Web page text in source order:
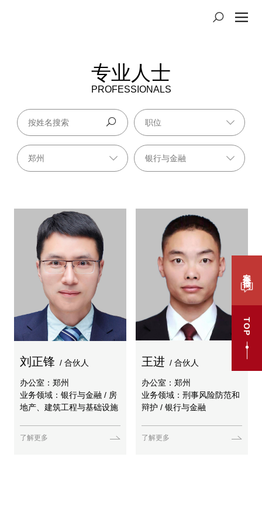
TOP
专业人士
PROFESSIONALS
刘正锋 / 合伙人
办公室：郑州
业务领域：银行与金融 / 房
地产、建筑工程与基础设施
了解更多
王进 / 合伙人
办公室：郑州
业务领域：刑事风险防范和
辩护 / 银行与金融
了解更多